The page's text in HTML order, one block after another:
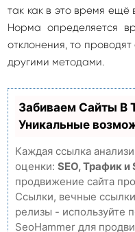
так как в это время ещё
Норма определяется
отклонения, то
другими методами.
Забиваем Сайты
Уникальные
Каждая ссылка
оценки: SEO, Трафик и
продвижение сайта
Ссылки, вечные
релизы - используйте
SeoHammer для